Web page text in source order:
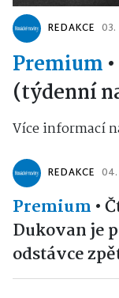
REDAKCE
Premium •
(týdenní
Více informací
REDAKCE
Premium •
Dukovan je
odstávce